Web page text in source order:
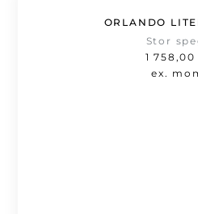
ORLANDO
Stor
1 758,00
ex.